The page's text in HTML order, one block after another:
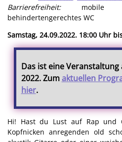
Barrierefreiheit:mobile
behindertengerechtes WC
Samstag, 24.09.2022. 18:00 Uhr
Das ist eine Veranstaltung
2022. Zumaktuellen
hier.
Hi! Hast du Lust auf Rap und
Kopfnicken anregenden old